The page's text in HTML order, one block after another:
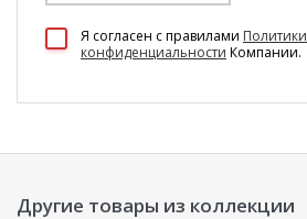
Я согласен c правилами Политики
конфиденциальности Компании.
Другие товары из коллекции